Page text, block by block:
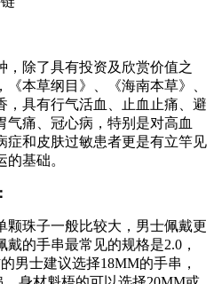
，除了具有投资及欣赏价值之
本草纲目》、《海南本草》、
，具有行气活血、止血止痛、避
痛、冠心病，特别是对高血
症和皮肤过敏患者更是有立竿见
基础。
颗珠子一般比较大，男士佩戴更
的手串最常见的规格是2.0，
男士建议选择18MM的手串，